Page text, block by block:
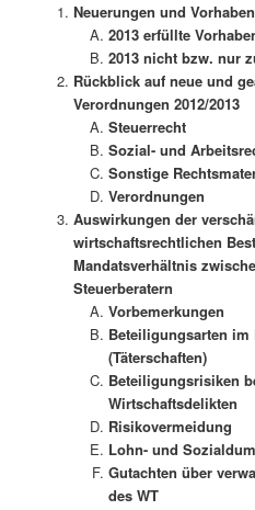
Neuerungen und
2013 erfüllte
2013 nicht bzw. nur
Rückblick auf neue und
Verordnungen 2012/2013
Steuerrecht
Sozial- und
Sonstige
Verordnungen
Auswirkungen der
wirtschaftsrechtlichen
Mandatsverhältnis
Steuerberatern
Vorbemerkungen
Beteiligungsarten im
(Täterschaften)
Beteiligungsrisiken
Wirtschaftsdelikten
Risikovermeidung
Lohn- und
Gutachten über
des WT